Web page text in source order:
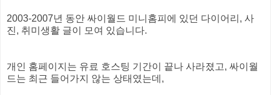
2003-2007년 동안 싸이월드 미니홈피에 있던 다이어리, 사
진, 취미생활 글이 모여 있습니다.
개인 홈페이지는 유료 호스팅 기간이 끝나 사라졌고, 싸이월
드는 최근 들어가지 않는 상태였는데,